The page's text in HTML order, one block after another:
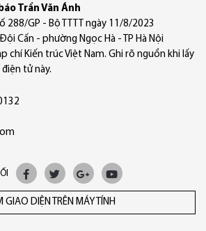
Trần Văn Ánh
288/GP - Bộ TTTT ngày 11/8/2023
Cấn - phường Ngọc Hà - TP Hà Nội
chí Kiến trúc Việt Nam. Ghi rõ nguồn khi lấy
tử này.
GIAO DIỆN TRÊN MÁY TÍNH